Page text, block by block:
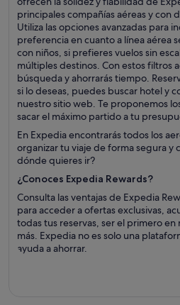
principales compañías aéreas y con
Utiliza las opciones avanzadas para
preferencia en cuanto a línea aérea
con niños, si prefieres vuelos sin
múltiples destinos. Con estos filtros
búsqueda y ahorrarás tiempo.
si lo deseas, puedes buscar hotel y
nuestro sitio web. Te proponemos
sacar el máximo partido a tu
En Expedia encontrarás todos los
organizar tu viaje de forma segura y
dónde quieres ir?
¿Conoces Expedia Rewards?
Consulta las ventajas de Expedia
para acceder a ofertas exclusivas,
todas tus reservas, ser el primero
más. Expedia no es solo una
ayuda a ahorrar.